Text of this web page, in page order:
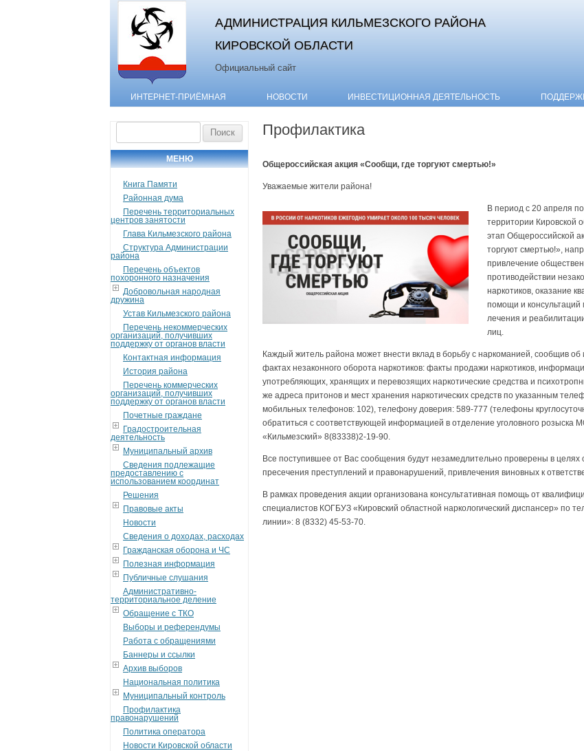
АДМИНИСТРАЦИЯ КИЛЬМЕЗСКОГО РАЙОНА
КИРОВСКОЙ ОБЛАСТИ
Официальный сайт
Skip to content
ИНТЕРНЕТ-ПРИЁМНАЯ НОВОСТИ ИНВЕСТИЦИОННАЯ ДЕЯТЕЛЬНОСТЬ
МЕНЮ
Книга Памяти
Районная дума
Перечень территориальных
центров занятости
Глава Кильмезского района
Структура Администрации
района
Перечень объектов
похоронного назначения
Добровольная народная
дружина
Устав Кильмезского района
Перечень некоммерческих
организаций, получивших
поддержку от органов власти
Контактная информация
История района
Перечень коммерческих
организаций, получивших
поддержку от органов власти
Почетные граждане
Градостроительная
деятельность
Муниципальный архив
Сведения подлежащие
предоставлению с
использованием координат
Решения
Правовые акты
Новости
Сведения о доходах, расходах
Гражданская оборона и ЧС
Полезная информация
Публичные слушания
Административно-
территориальное деление
Обращение с ТКО
Выборы и референдумы
Работа с обращениями
Баннеры и ссылки
Архив выборов
Национальная политика
Муниципальный контроль
Профилактика
правонарушений
Политика оператора
Новости Кировской области
Профилактика
Общероссийская акция «Сообщи, где торгуют смертью!»
Уважаемые жители района!
В период с 20 апреля
территории Кировской
этап Общероссийской
торгуют смертью!»,
привлечение
противодействии
наркотиков, оказание
помощи и консультаций
лечения и
лиц.
Каждый житель района может внести вклад в борьбу с наркоманией, сообщив об
фактах незаконного оборота наркотиков: факты продажи наркотиков,
употребляющих, хранящих и перевозящих наркотические средства и
же адреса притонов и мест хранения наркотических средств по указанным
мобильных телефонов: 102), телефону доверия: 589-777 (телефоны
обратиться с соответствующей информацией в отделение уголовного розыска
«Кильмезский» 8(83338)2-19-90.
Все поступившее от Вас сообщения будут незамедлительно проверены в целях
пресечения преступлений и правонарушений, привлечения виновных к
В рамках проведения акции организована консультативная помощь от
специалистов КОГБУЗ «Кировский областной наркологический диспансер» по
линии»: 8 (8332) 45-53-70.